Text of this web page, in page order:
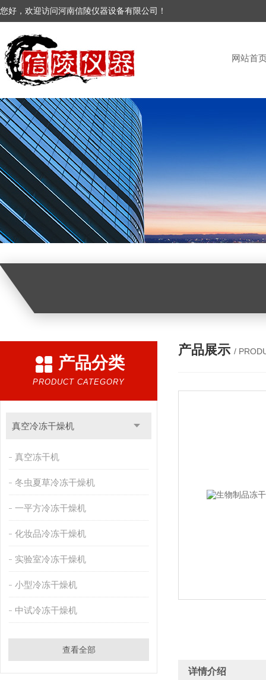
您好，欢迎访问河南信陵仪器设备有限公司！
网站首
产品分类
PRODUCT CATEGORY
真空冷冻干燥机
真空冻干机
冬虫夏草冷冻干燥机
一平方冷冻干燥机
化妆品冷冻干燥机
实验室冷冻干燥机
小型冷冻干燥机
中试冷冻干燥机
查看全部
产品展示 /
详情介绍